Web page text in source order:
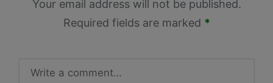
Your email address will not be published.
Required fields are marked *